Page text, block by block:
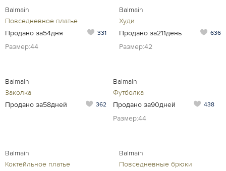
Balmain
Повседневное платье
Продано за54дня
331
Размер:44
Balmain
Худи
Продано за211день
636
Размер:42
Balmain
Заколка
Продано за58дней
362
Balmain
Футболка
Продано за90дней
438
Размер:44
Balmain
Коктейльное платье
Balmain
Повседневные брюки